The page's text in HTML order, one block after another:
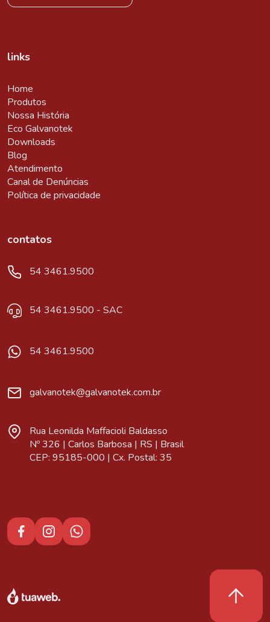
contatos
54 3461.9500
54 3461.9500 - SAC
54 3461.9500
galvanotek@galvanotek.com.br
Rua Leonilda Maffacioli Baldasso
Nº 326 | Carlos Barbosa | RS | Brasil
CEP: 95185-000 | Cx. Postal: 35
links
Home
Produtos
Nossa História
Eco Galvanotek
Downloads
Blog
Atendimento
Canal de Denúncias
Política de privacidade